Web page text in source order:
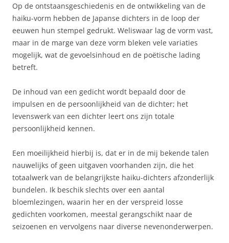
Op de ontstaansgeschiedenis en de ontwikkeling van de
haiku-vorm hebben de Japanse dichters in de loop der
eeuwen hun stempel gedrukt. Weliswaar lag de vorm vast,
maar in de marge van deze vorm bleken vele variaties
mogelijk, wat de gevoelsinhoud en de poëtische lading
betreft.
De inhoud van een gedicht wordt bepaald door de
impulsen en de persoonlijkheid van de dichter; het
levenswerk van een dichter leert ons zijn totale
persoonlijkheid kennen.
Een moeilijkheid hierbij is, dat er in de mij bekende talen
nauwelijks of geen uitgaven voorhanden zijn, die het
totaalwerk van de belangrijkste haiku-dichters afzonderlijk
bundelen. Ik beschik slechts over een aantal
bloemlezingen, waarin her en der verspreid losse
gedichten voorkomen, meestal gerangschikt naar de
seizoenen en vervolgens naar diverse nevenonderwerpen.